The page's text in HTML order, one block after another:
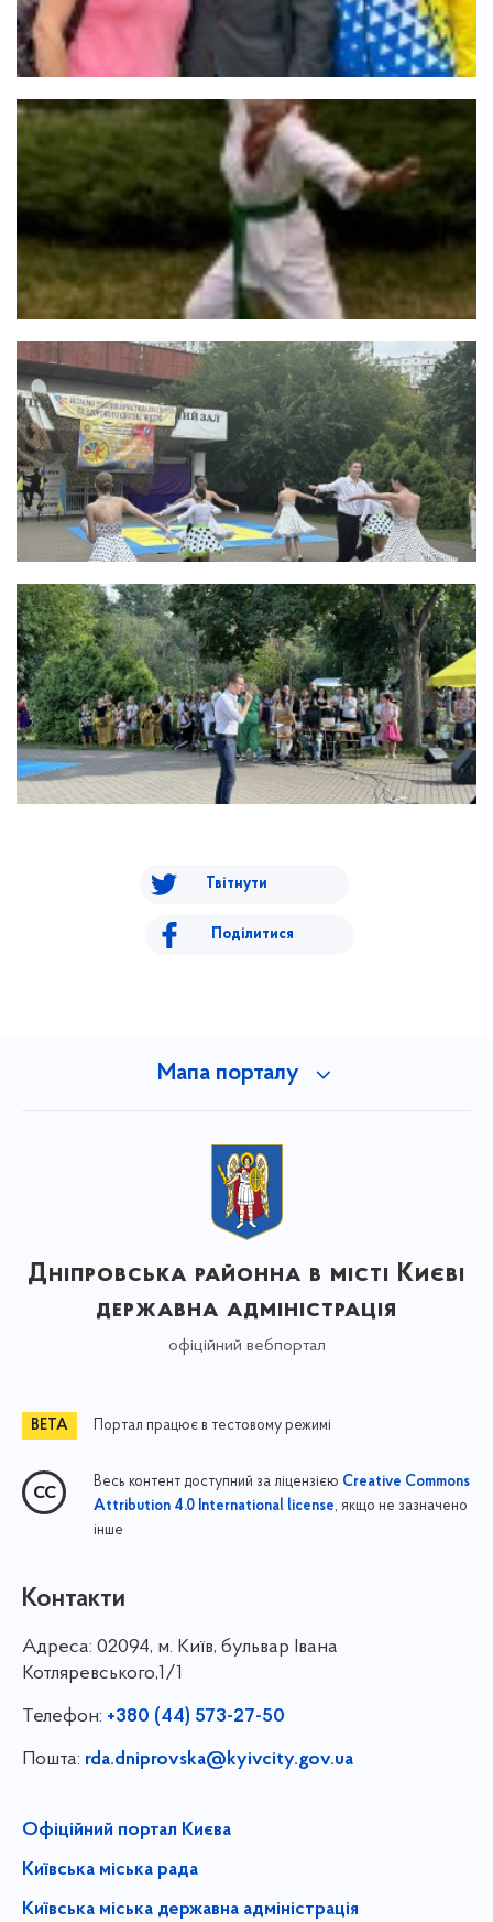
Твітнути
Поділитися
Мапа порталу
Дніпровська районна в місті Києві
державна адміністрація
офіційний вебпортал
Портал працює в тестовому режимі
Весь контент доступний за ліцензією Creative Commons
Attribution 4.0 International license, якщо не зазначено
інше
Контакти
Адреса: 02094, м. Київ, бульвар Івана
Котляревського,1/1
Телефон: +380 (44) 573-27-50
Пошта: rda.dniprovska@kyivcity.gov.ua
Офіційний портал Києва
Київська міська рада
Київська міська державна адміністрація